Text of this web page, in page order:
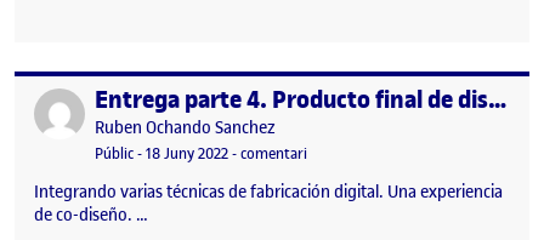
Publicat per Entrega parte 4. Producto final de diseño y fabricación
Publicat per
Ruben Ochando Sanchez
Visibilitat:
Públic-Data de publicació
18 Juny 2022-comentariel Entrega parte 4. Producto final
Integrando varias técnicas de fabricación digital. Una experiencia
de co-diseño. …